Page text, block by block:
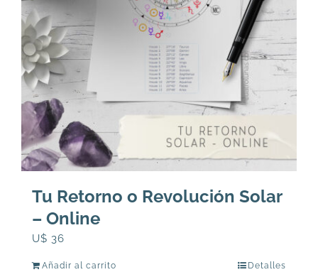
Tu Retorno o Revolución Solar
– Online
U$ 36
Añadir al carrito Detalles